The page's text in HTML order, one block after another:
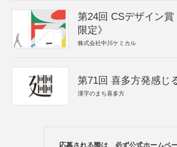
第24回 CSデザイン
限定》
株式会社中川ケミカル
第71回 喜多方発感じ
漢字のまち喜多方
応募される際は、必ず公式ホームペ